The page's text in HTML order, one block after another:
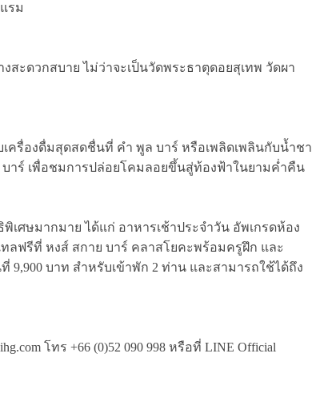
รม
สะดวกสบาย ไม่ว่าจะเป็นวัดพระธาตุดอยสุเทพ วัดผา
ครื่องดื่มสุดสดชื่นที่ คำ พูล บาร์ หรือเพลิดเพลินกับน้ำชา
าร์ เพื่อชมการปล่อยโคมลอยขึ้นสู่ท้องฟ้าในยามค่ำคืน
พิเศษมากมาย ได้แก่ อาหารเช้าประจำวัน อัพเกรดห้อง
ลฟรีที่ หงส์ สกาย บาร์ คลาสโยคะพร้อมครูฝึก และ
9,900 บาท สำหรับเข้าพัก 2 ท่าน และสามารถใช้ได้ถึง
โทร +66 (0)52 090 998 หรือที่ LINE Official